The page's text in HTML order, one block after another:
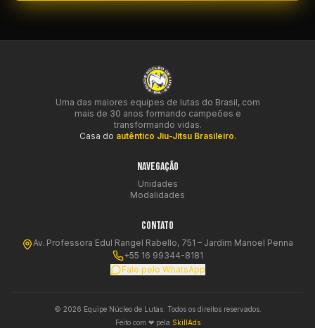
Uma das maiores equipes de lutas do Brasil, com
mais de 30 anos formando campeões e
transformando vidas.
Casa do autêntico Jiu-Jitsu Brasileiro.
NAVEGAÇÃO
Unidades
Modalidades
CONTATO
Av. Professora Edul Rangel Rabello, 751 – Jardim Manoel Penna
+55 16 99344-8181
Fale pelo WhatsApp
© 2026 Equipe Núcleo de Lutas. Todos os direitos reservados.
Feito com ❤ pela SkillAds